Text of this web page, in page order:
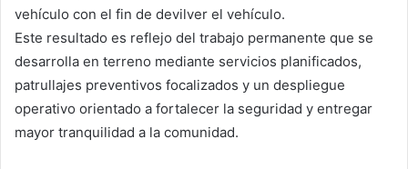
vehículo con el fin de devilver el vehículo.
Este resultado es reflejo del trabajo permanente que se
desarrolla en terreno mediante servicios planificados,
patrullajes preventivos focalizados y un despliegue
operativo orientado a fortalecer la seguridad y entregar
mayor tranquilidad a la comunidad.